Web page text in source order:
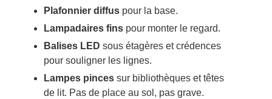
Plafonnier diffuspour la base.
Lampadaires finspour monter le regard.
Balises LED sous étagères et crédences
pour souligner les lignes.
Lampes pincessur bibliothèques et têtes
de lit. Pas de place au sol, pas grave.